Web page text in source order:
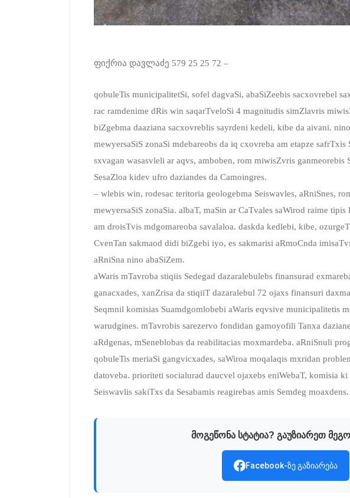
ფიქრია დავლაძე 579 25 25 72 –
qobuleTis municipalitetSi, sofel dagvaSi, abaSiZeebis sacxovrebel
rac ramdenime dRis win saqarTveloSi 4 magnitudis simZlavris
biZgebma daaziana sacxovreblis sayrdeni kedeli, kibe da aivani.
mewyersaSiS zonaSi mdebareobs da iq cxovreba am etapze
sxvagan wasasvleli ar aqvs, amboben, rom miwisZvris ganmeorebis
SesaZloa kidev ufro daziandes da Camoingres.
– wlebis win, rodesac teritoria geologebma Seiswavles, aRniSnes,
mewyersaSiS zonaSia. albaT, maSin ar CaTvales saWirod raime
am droisTvis mdgomareoba savalaloa. daskda kedlebi, kibe,
CvenTan sakmaod didi biZgebi iyo, es sakmarisi aRmoCnda
aRniSna nino abaSiZem.
aWaris mTavroba stiqiis Sedegad dazaralebulebs finansurad
ganacxades, xanZrisa da stiqiiT dazaralebul 72 ojaxs finansuri
Seqmnil komisias Suamdgomlobebi aWaris eqvsive municipalitetis
warudgines. mTavrobis sarezervo fondidan gamoyofili Tanxa
aRdgenas, mSeneblobas da reabilitacias moxmardeba. aRniSnuli
qobuleTis meriaSi gangvicxades, saWiroa moqalaqis mxridan
datoveba. prioriteti socialurad daucvel ojaxebs eniWebaT, komisia
Seiswavlis sakiTxs da Sesabamis reagirebas amis Semdeg moaxdens.
მოგეწონა სტატია? გაუზიარეთ
Facebook-ზე გაზიარება